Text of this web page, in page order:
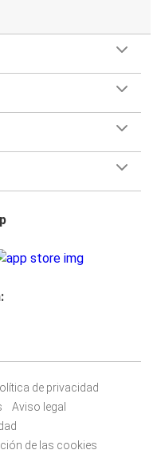
de privacidad
Aviso legal
de las cookies